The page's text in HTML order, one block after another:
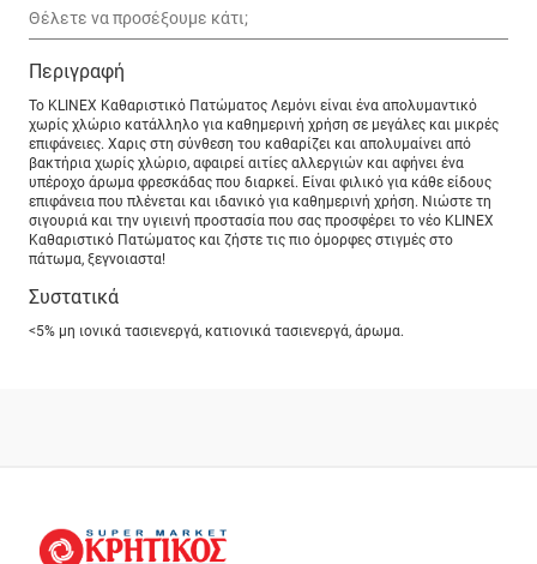
Περιγραφή
Το KLINEX Καθαριστικό Πατώματος Λεμόνι είναι ένα απολυμαντικό
χωρίς χλώριο κατάλληλο για καθημερινή χρήση σε μεγάλες και μικρές
επιφάνειες. Χαρις στη σύνθεση του καθαρίζει και απολυμαίνει από
βακτήρια χωρίς χλώριο, αφαιρεί αιτίες αλλεργιών και αφήνει ένα
υπέροχο άρωμα φρεσκάδας που διαρκεί. Είναι φιλικό για κάθε είδους
επιφάνεια που πλένεται και ιδανικό για καθημερινή χρήση. Νιώστε τη
σιγουριά και την υγιεινή προστασία που σας προσφέρει το νέο KLINEX
Καθαριστικό Πατώματος και ζήστε τις πιο όμορφες στιγμές στο
πάτωμα, ξεγνοιαστα!
Συστατικά
<5% μη ιονικά τασιενεργά, κατιονικά τασιενεργά, άρωμα.